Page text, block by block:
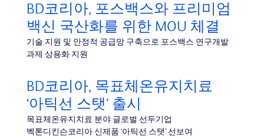
BD코리아, 포스백스와 프리미엄
백신 국산화를 위한 MOU 체결
기술 지원 및 안정적 공급망 구축으로 포스백스 연구개발
과제 상용화 지원
BD코리아, 목표체온유지치료
‘아틱선 스탯’ 출시
목표체온유지치료 분야 글로벌 선두기업
벡톤디킨슨코리아 신제품 ‘아틱선 스탯’ 선보여